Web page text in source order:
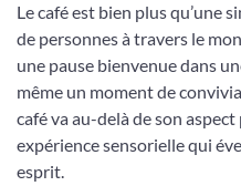
Le café est bien plus qu’une
de personnes à travers le
une pause bienvenue dans
même un moment de
café va au-delà de son
expérience sensorielle qui
esprit.